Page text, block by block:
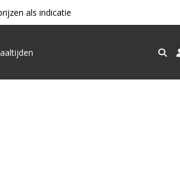
als indicatie